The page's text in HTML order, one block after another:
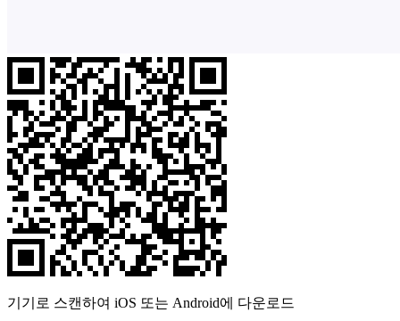
기기로 스캔하여 iOS 또는 Android에 다운로드